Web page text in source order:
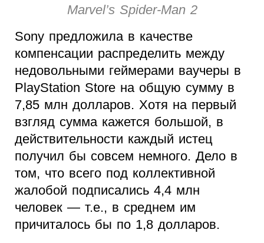
Marvel’s Spider-Man 2
Sony предложила в качестве
компенсации распределить между
недовольными геймерами ваучеры в
PlayStation Store на общую сумму в
7,85 млн долларов. Хотя на первый
взгляд сумма кажется большой, в
действительности каждый истец
получил бы совсем немного. Дело в
том, что всего под коллективной
жалобой подписались 4,4 млн
человек — т.е., в среднем им
причиталось бы по 1,8 долларов.